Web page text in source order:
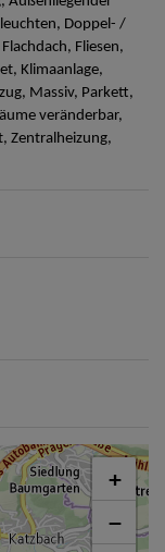
Doppel- /
Flachdach Fliesen
Klimaanlage
Massiv Parkett
veränderbar
Zentralheizung
+
−